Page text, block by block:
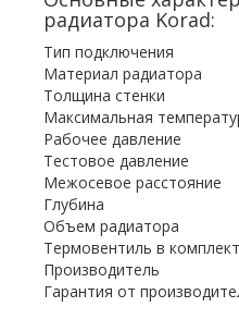
радиатора Korad:
Тип
Материал
Толщина
Максимальная
Рабочее
Тестовое
Межосевое
Глубина
Объем
Термовентиль в
Производитель
Гарантия от